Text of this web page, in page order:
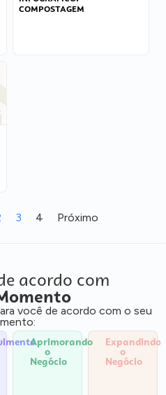
COMPOSTAGEM
3 4 Próximo
acordo com
você de acordo com o seu
Aprimorando
o
Negócio
Expandindo
o
Negócio